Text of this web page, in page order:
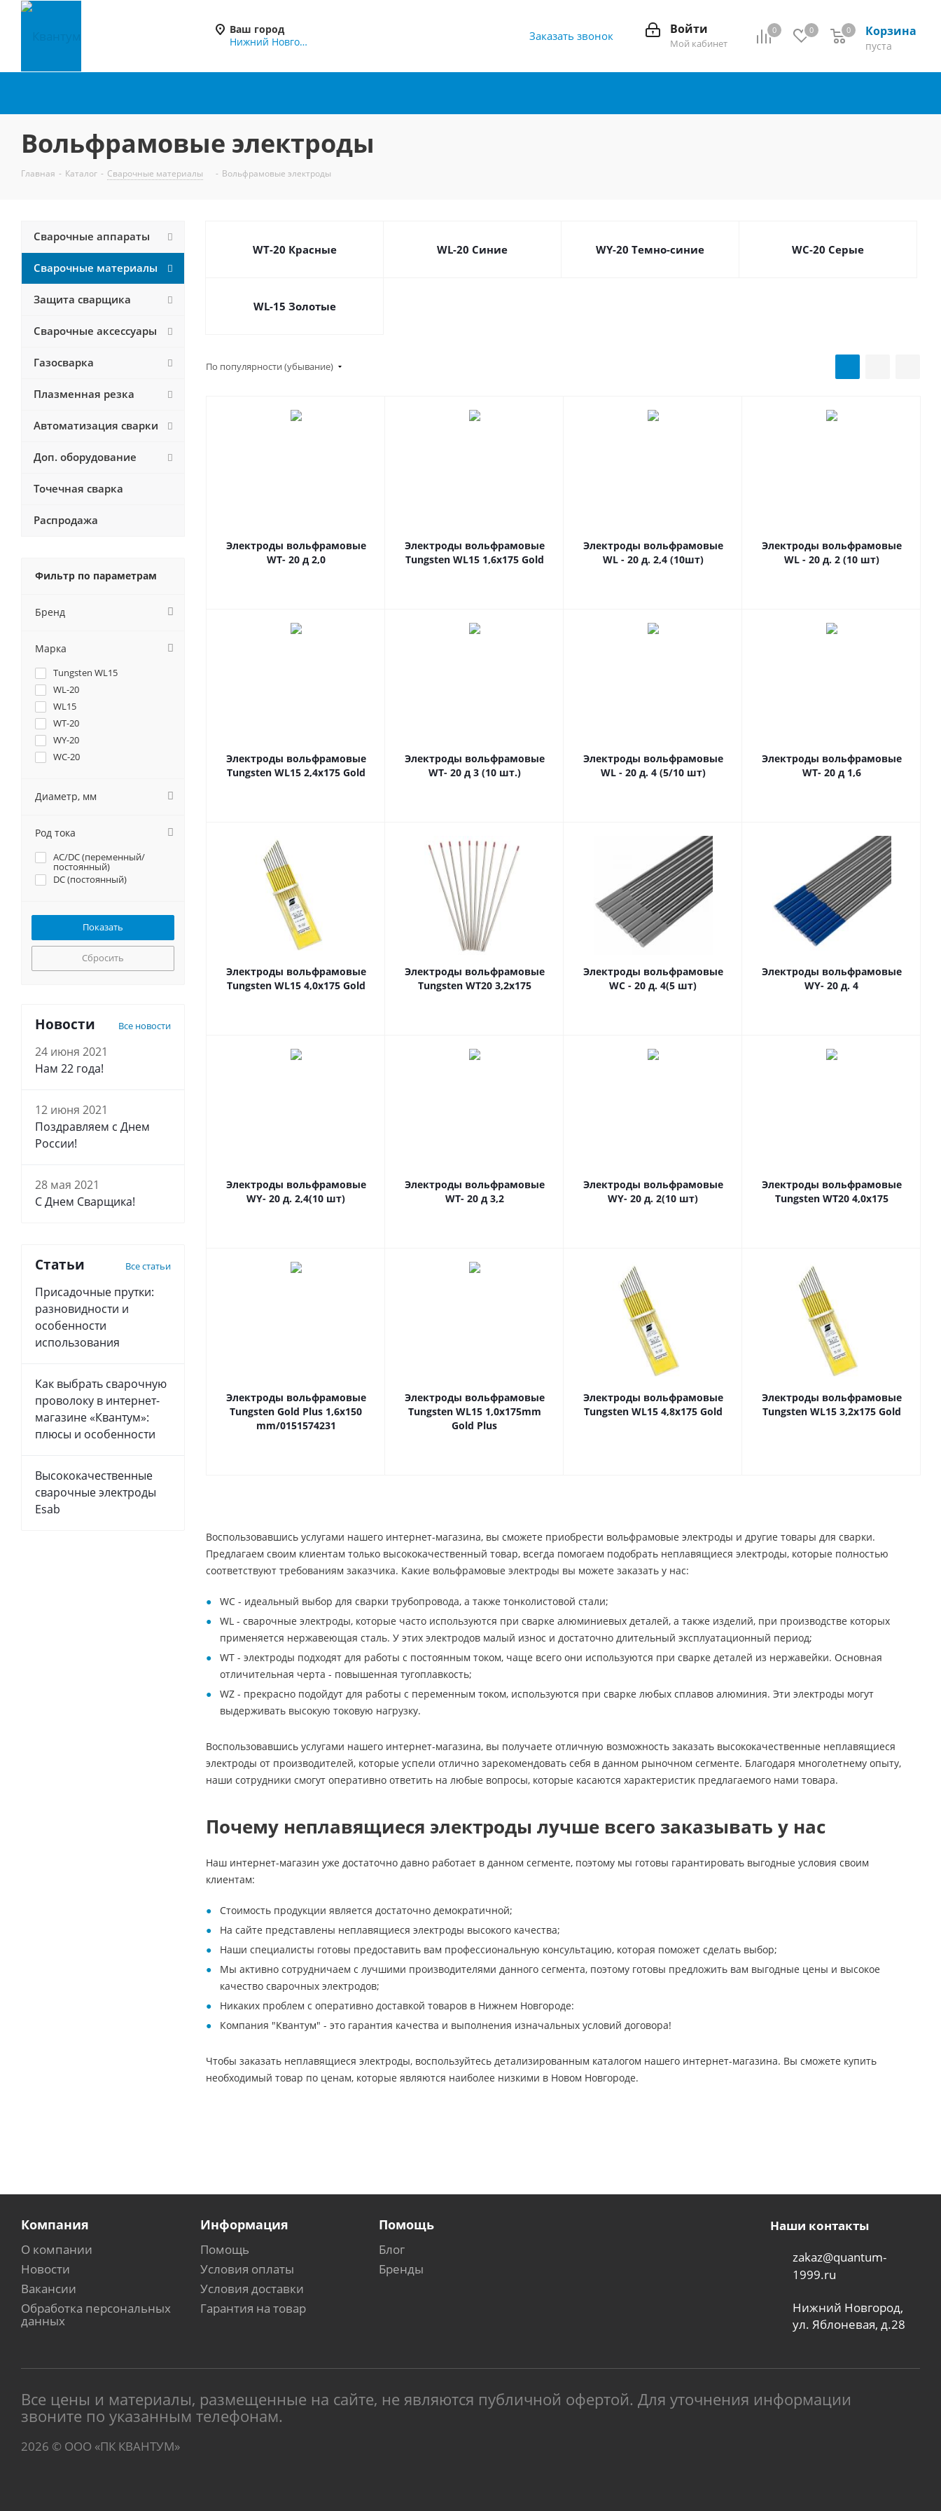
Ваш город
Нижний Новгород
0 0 Корзина
0
пуста
0
Войти
Мой кабинет
Заказать звонок
Вольфрамовые электроды
Главная - Каталог - Сварочные материалы - Вольфрамовые электроды
WT-20 Красные WL-20 Синие WY-20 Темно-синие WC-20 Серые
WL-15 Золотые
По популярности (убывание)
Электроды вольфрамовые
WT- 20 д 2,0
Электроды вольфрамовые
Tungsten WL15 1,6х175 Gold
Электроды вольфрамовые
WL - 20 д. 2,4 (10шт)
Электроды вольфрамовые
WL - 20 д. 2 (10 шт)
Электроды вольфрамовые
Tungsten WL15 2,4х175 Gold
Электроды вольфрамовые
WT- 20 д 3 (10 шт.)
Электроды вольфрамовые
WL - 20 д. 4 (5/10 шт)
Электроды вольфрамовые
WT- 20 д 1,6
Электроды вольфрамовые
Tungsten WL15 4,0х175 Gold
Электроды вольфрамовые
Tungsten WT20 3,2х175
Электроды вольфрамовые
WС - 20 д. 4(5 шт)
Электроды вольфрамовые
WY- 20 д. 4
Электроды вольфрамовые
WY- 20 д. 2,4(10 шт)
Электроды вольфрамовые
WT- 20 д 3,2
Электроды вольфрамовые
WY- 20 д. 2(10 шт)
Электроды вольфрамовые
Tungsten WT20 4,0х175
Электроды вольфрамовые
Tungsten Gold Plus 1,6x150
mm/0151574231
Электроды вольфрамовые
Tungsten WL15 1,0x175mm
Gold Plus
Электроды вольфрамовые
Tungsten WL15 4,8х175 Gold
Электроды вольфрамовые
Tungsten WL15 3,2х175 Gold
Воспользовавшись услугами нашего интернет-магазина, вы сможете приобрести вольфрамовые электроды и другие товары для сварки.
Предлагаем своим клиентам только высококачественный товар, всегда помогаем подобрать неплавящиеся электроды, которые полностью
соответствуют требованиям заказчика. Какие вольфрамовые электроды вы можете заказать у нас:
WC - идеальный выбор для сварки трубопровода, а также тонколистовой стали;
WL - сварочные электроды, которые часто используются при сварке алюминиевых деталей, а также изделий, при производстве которых
применяется нержавеющая сталь. У этих электродов малый износ и достаточно длительный эксплуатационный период;
WT - электроды подходят для работы с постоянным током, чаще всего они используются при сварке деталей из нержавейки. Основная
отличительная черта - повышенная тугоплавкость;
WZ - прекрасно подойдут для работы с переменным током, используются при сварке любых сплавов алюминия. Эти электроды могут
выдерживать высокую токовую нагрузку.
Воспользовавшись услугами нашего интернет-магазина, вы получаете отличную возможность заказать высококачественные неплавящиеся
электроды от производителей, которые успели отлично зарекомендовать себя в данном рыночном сегменте. Благодаря многолетнему опыту,
наши сотрудники смогут оперативно ответить на любые вопросы, которые касаются характеристик предлагаемого нами товара.
Почему неплавящиеся электроды лучше всего заказывать у нас
Наш интернет-магазин уже достаточно давно работает в данном сегменте, поэтому мы готовы гарантировать выгодные условия своим
клиентам:
Стоимость продукции является достаточно демократичной;
На сайте представлены неплавящиеся электроды высокого качества;
Наши специалисты готовы предоставить вам профессиональную консультацию, которая поможет сделать выбор;
Мы активно сотрудничаем с лучшими производителями данного сегмента, поэтому готовы предложить вам выгодные цены и высокое
качество сварочных электродов;
Никаких проблем с оперативно доставкой товаров в Нижнем Новгороде:
Компания "Квантум" - это гарантия качества и выполнения изначальных условий договора!
Чтобы заказать неплавящиеся электроды, воспользуйтесь детализированным каталогом нашего интернет-магазина. Вы сможете купить
необходимый товар по ценам, которые являются наиболее низкими в Новом Новгороде.
Сварочные аппараты
Сварочные материалы
Защита сварщика
Сварочные аксессуары
Газосварка
Плазменная резка
Автоматизация сварки
Доп. оборудование
Точечная сварка
Распродажа
Фильтр по параметрам
Бренд
Марка
Tungsten WL15
WL-20
WL15
WT-20
WY-20
WС-20
Диаметр, мм
Род тока
AC/DC (переменный/
постоянный)
DC (постоянный)
Сбросить
Новости Все новости
24 июня 2021
Нам 22 года!
12 июня 2021
Поздравляем с Днем
России!
28 мая 2021
С Днем Сварщика!
Статьи Все статьи
Присадочные прутки:
разновидности и
особенности
использования
Как выбрать сварочную
проволоку в интернет-
магазине «Квантум»:
плюсы и особенности
Высококачественные
сварочные электроды
Esab
Компания
О компании
Новости
Вакансии
Обработка персональных
данных
Информация
Помощь
Условия оплаты
Условия доставки
Гарантия на товар
Помощь
Блог
Бренды
Наши контакты
zakaz@quantum-
1999.ru
Нижний Новгород,
ул. Яблоневая, д.28
Все цены и материалы, размещенные на сайте, не являются публичной офертой. Для уточнения информации
звоните по указанным телефонам.
2026 © ООО «ПК КВАНТУМ»